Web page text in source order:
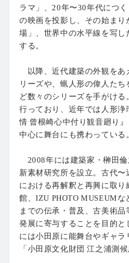
ラマ」、20年〜30年代につ
の映画を投影し、その始まり
場」、世界中の水平線を写
する。
以降、近代建築の外観をあ
リーズや、蝋人形の偉人た
ど数々のシリーズを手がけ
行っており、近年では人形浄
情 曾根崎心中付り観音廻り
中心に舞台にも携わっている。
2008年には建築家・榊田倫
新素材研究所を設立。古代
における再解釈と再興に取
館、IZU PHOTO MUSEUM
までの伝承・普及、古美術
発展に寄与することを目的
には小田原に能舞台やギャ
「小田原文化財団 江之浦測